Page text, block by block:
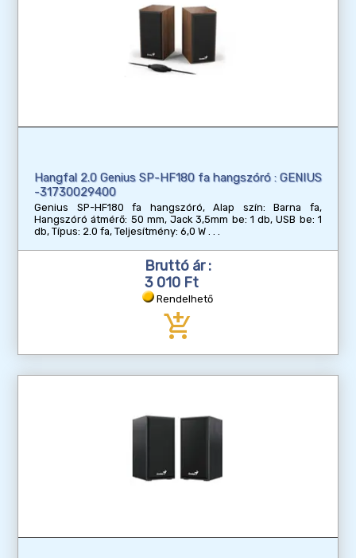
Hangfal 2.0 Genius SP-HF180 fa hangszóró : GENIUS
-31730029400
Genius SP-HF180 fa hangszóró, Alap szín: Barna fa,
Hangszóró átmérő: 50 mm, Jack 3,5mm be: 1 db, USB be: 1
db, Típus: 2.0 fa, Teljesítmény: 6,0 W
Bruttó ár :
3 010 Ft
Rendelhető
add_shopping_cart